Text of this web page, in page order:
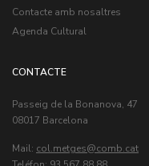
Contacte amb nosaltres
Agenda Cultural
CONTACTE
Passeig de la Bonanova, 47
08017 Barcelona
Mail: col.metges